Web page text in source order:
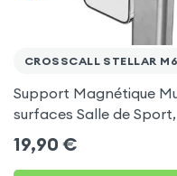
CROSSCALL STELLAR
Support Magnétique
surfaces Salle de Sport,
frigo pour Crosscall
Stellar M6E
19,90 €